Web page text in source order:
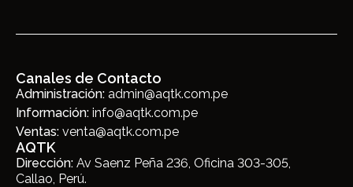
Canales de Contacto
Administración: admin@aqtk.com.pe
Información: info@aqtk.com.pe
Ventas: venta@aqtk.com.pe
AQTK
Dirección: Av Saenz Peña 236, Oficina 303-305,
Callao, Perú.